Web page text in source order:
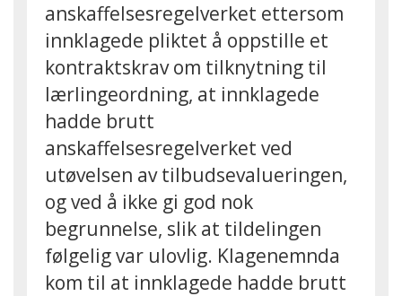
anskaffelsesregelverket ettersom
innklagede pliktet å oppstille et
kontraktskrav om tilknytning til
lærlingeordning, at innklagede
hadde brutt
anskaffelsesregelverket ved
utøvelsen av tilbudsevalueringen,
og ved å ikke gi god nok
begrunnelse, slik at tildelingen
følgelig var ulovlig. Klagenemnda
kom til at innklagede hadde brutt